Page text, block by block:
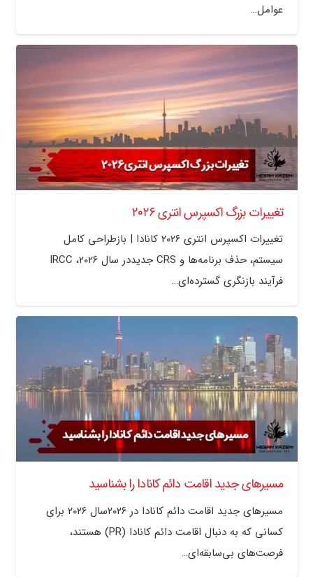
عوامل…
تغییرات بزرگ اکسپرس انتری ۲۰۲۶
تغییرات اکسپرس انتری ۲۰۲۶ کانادا | بازطراحی کامل
سیستم، حذف برنامه‌ها و CRS جدیددر سال ۲۰۲۶، IRCC
فرآیند بازنگری گسترده‌ای…
مسیرهای جدید اقامت دائم کانادا را بشناسید
مسیرهای جدید اقامت دائم کانادا در ۲۰۲۶سال ۲۰۲۶ برای
کسانی که به دنبال اقامت دائم کانادا (PR) هستند،
فرصت‌های بی‌سابقه‌ای…